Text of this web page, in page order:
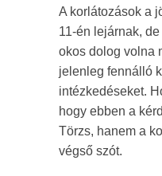
A korlátozások a
11-én lejárnak,
okos dolog volna
jelenleg fennálló
intézkedéseket.
hogy ebben a
Törzs, hanem a
végső szót.